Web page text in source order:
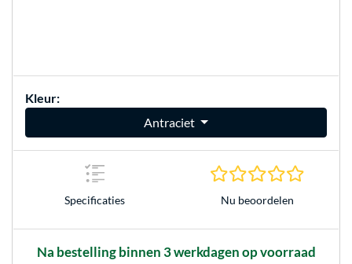
Kleur:
Antraciet
Specificaties Nu beoordelen
Na bestelling binnen 3 werkdagen op voorraad